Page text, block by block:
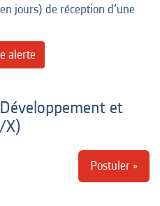
jours) de réception d’une
alerte
et
X)
Postuler »